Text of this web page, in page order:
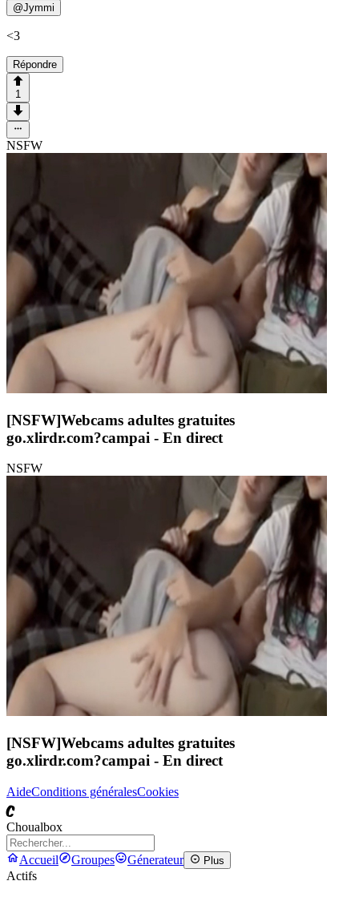
@Jymmi
<3
Répondre
1
NSFW
[NSFW]Webcams adultes gratuites
go.xlirdr.com?campai - En direct
NSFW
[NSFW]Webcams adultes gratuites
go.xlirdr.com?campai - En direct
AideConditions généralesCookies
C
Choualbox
Accueil Groupes Génerateur Plus
Actifs